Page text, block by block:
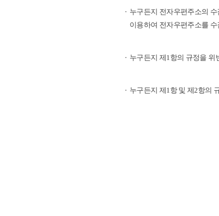
누구든지 전자우편주소의
이용하여 전자우편주소를
누구든지 제1항의 규정을 위
누구든지 제1항 및 제2항의